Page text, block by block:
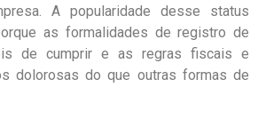
A popularidade desse status
as formalidades de registro de
de cumprir e as regras fiscais e
dolorosas do que outras formas de